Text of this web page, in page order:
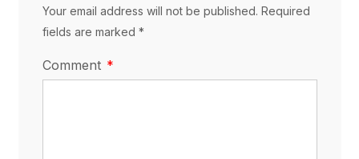
Your email address will not be published. Required
fields are marked *
Comment